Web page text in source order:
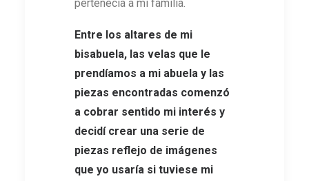
pertenecía a mi familia.
Entre los altares de mi
bisabuela, las velas que le
prendíamos a mi abuela y las
piezas encontradas comenzó
a cobrar sentido mi interés y
decidí crear una serie de
piezas reflejo de imágenes
que yo usaría si tuviese mi